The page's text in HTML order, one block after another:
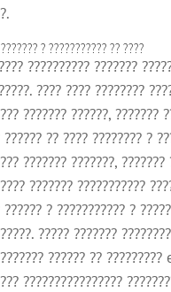
? ??????????? ?? ????
?????????? ???????
???? ???? ????????
??????? ??????, ???????
?????? ?? ???? ???????? ?
??????? ???????, ???????
??????? ???????????
?????? ? ??????????? ?
????? ???????
?????? ??
????????????????